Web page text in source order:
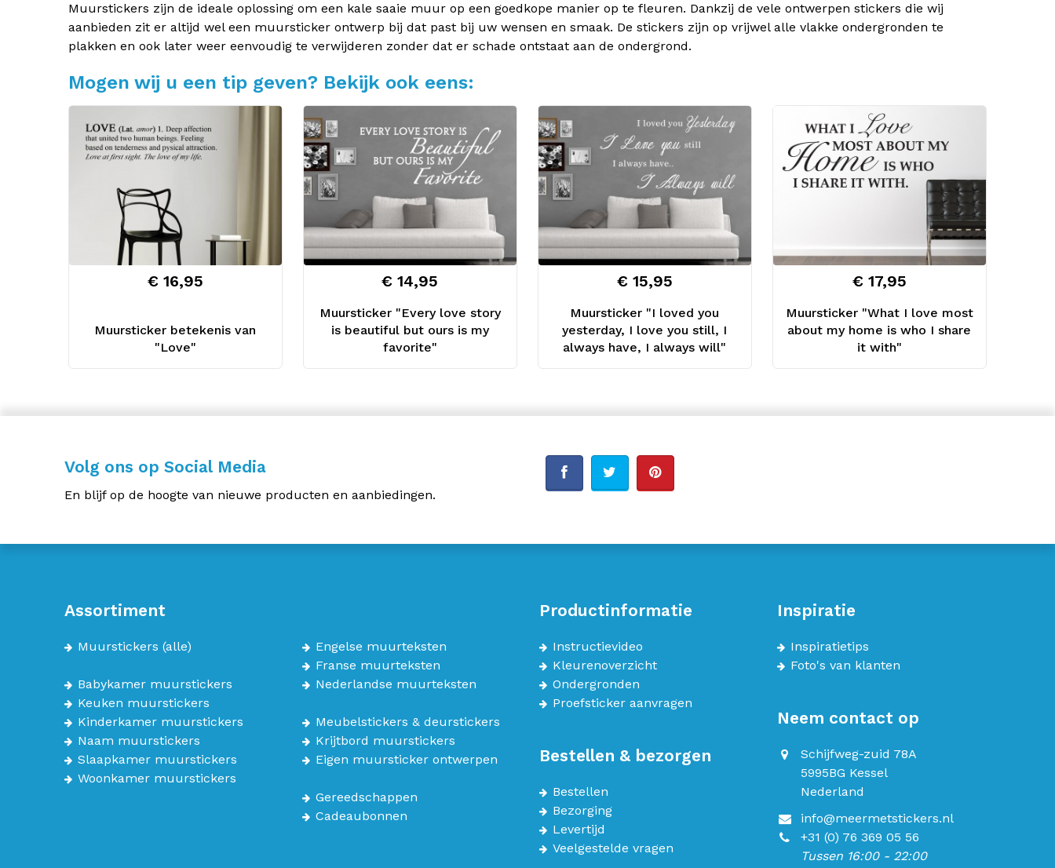
Muurstickers zijn de ideale oplossing om een kale saaie muur op een goedkope manier op te fleuren. Dankzij de vele ontwerpen stickers die wij
aanbieden zit er altijd wel een muursticker ontwerp bij dat past bij uw wensen en smaak. De stickers zijn op vrijwel alle vlakke ondergronden te
plakken en ook later weer eenvoudig te verwijderen zonder dat er schade ontstaat aan de ondergrond.
Mogen wij u een tip geven? Bekijk ook eens:
Muursticker betekenis van
"Love"
€ 16,95
Muursticker "Every love story
is beautiful but ours is my
favorite"
€ 14,95
Muursticker "I loved you
yesterday, I love you still, I
always have, I always will"
€ 15,95
Muursticker "What I love most
about my home is who I share
it with"
€ 17,95
Volg ons op Social Media
En blijf op de hoogte van nieuwe producten en aanbiedingen.
Assortiment
Muurstickers (alle)
Babykamer muurstickers
Keuken muurstickers
Kinderkamer muurstickers
Naam muurstickers
Slaapkamer muurstickers
Woonkamer muurstickers
Engelse muurteksten
Franse muurteksten
Nederlandse muurteksten
Meubelstickers & deurstickers
Krijtbord muurstickers
Eigen muursticker ontwerpen
Gereedschappen
Cadeaubonnen
Productinformatie
Instructievideo
Kleurenoverzicht
Ondergronden
Proefsticker aanvragen
Bestellen & bezorgen
Bestellen
Bezorging
Levertijd
Veelgestelde vragen
Inspiratie
Inspiratietips
Foto's van klanten
Neem contact op
Schijfweg-zuid 78A
5995BG Kessel
Nederland
info@meermetstickers.nl
+31 (0) 76 369 05 56
Tussen 16:00 - 22:00